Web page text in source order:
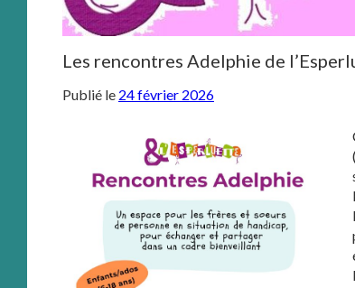
Les rencontres Adelphie de
Publié le 24 février 2026